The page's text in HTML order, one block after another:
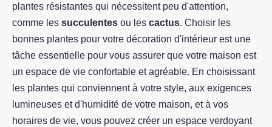
plantes résistantes qui nécessitent peu d'attention,
comme les succulentes ou les cactus. Choisir les
bonnes plantes pour votre décoration d'intérieur est une
tâche essentielle pour vous assurer que votre maison est
un espace de vie confortable et agréable. En choisissant
les plantes qui conviennent à votre style, aux exigences
lumineuses et d'humidité de votre maison, et à vos
horaires de vie, vous pouvez créer un espace verdoyant